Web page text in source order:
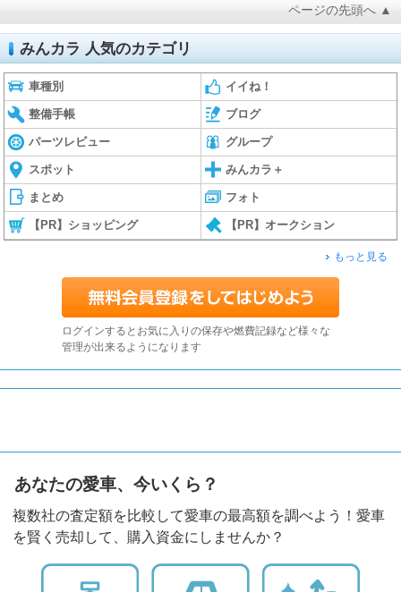
ページの先頭へ ▲
みんカラ 人気のカテゴリ
車種別 イイね！
整備手帳 ブログ
パーツレビュー グループ
スポット みんカラ＋
まとめ フォト
【PR】ショッピング 【PR】オークション
もっと見る
ログインするとお気に入りの保存や燃費記録など様々な
管理が出来るようになります
あなたの愛車、今いくら？
複数社の査定額を比較して愛車の最高額を調べよう！愛車
を賢く売却して、購入資金にしませんか？